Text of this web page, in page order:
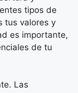
tipos de
tus valores y
es importante,
de tu
Las